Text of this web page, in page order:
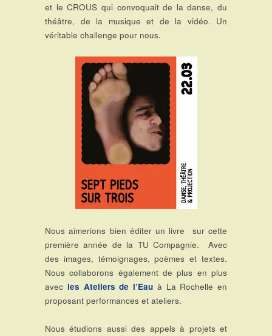
et le CROUS qui convoquait de la danse, du
théâtre, de la musique et de la vidéo. Un
véritable challenge pour nous.
Nous aimerions bien éditer un livre sur cette
première année de la TU Compagnie. Avec
des images, témoignages, poèmes et textes.
Nous collaborons également de plus en plus
avec les Ateliers de l’Eau à La Rochelle en
proposant performances et ateliers.
Nous étudions aussi des appels à projets et